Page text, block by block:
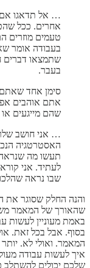
… אל תדאגו אם
אחרים. ככל
טעמים מוזרים
בעבודה אומר
שתמצאו דברים
בעבר.
סימן אחד שאתם
אתם אוהבים
שהם מייגעים
… אני חושב
האסטרטגיה
תעשו מה שנראה
לעתיד. אני
שבו נראה
והנה החלק שסוגר את
שהאורך של המאמר
באמת מעוניין לעשות
בסוף. אבל בכל זאת.
המאמר. ואולי לא.
איך לעשות עבודה
שלכם יכולים להשתלב